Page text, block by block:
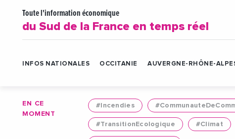
Toute l'information économique
du Sud de la France en temps réel
INFOS NATIONALES OCCITANIE AUVERGNE-RHÔNE-
EN CE
MOMENT
#Incendies
#TransitionEcologique #Climat